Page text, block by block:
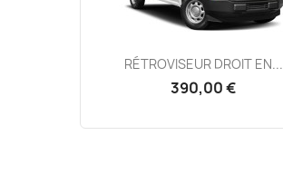
RÉTROVISEUR DROIT EN...
390,00 €